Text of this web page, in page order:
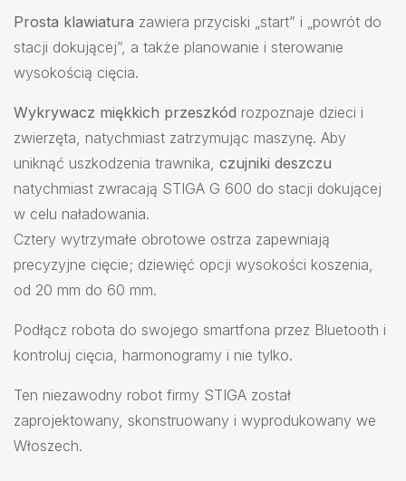
Prosta klawiatura zawiera przyciski „start” i „powrót do
stacji dokującej”, a także planowanie i sterowanie
wysokością cięcia.
Wykrywacz miękkich przeszkód rozpoznaje dzieci i
zwierzęta, natychmiast zatrzymując maszynę. Aby
uniknąć uszkodzenia trawnika, czujniki deszczu
natychmiast zwracają STIGA G 600 do stacji dokującej
w celu naładowania.
Cztery wytrzymałe obrotowe ostrza zapewniają
precyzyjne cięcie; dziewięć opcji wysokości koszenia,
od 20 mm do 60 mm.
Podłącz robota do swojego smartfona przez Bluetooth i
kontroluj cięcia, harmonogramy i nie tylko.
Ten niezawodny robot firmy STIGA został
zaprojektowany, skonstruowany i wyprodukowany we
Włoszech.